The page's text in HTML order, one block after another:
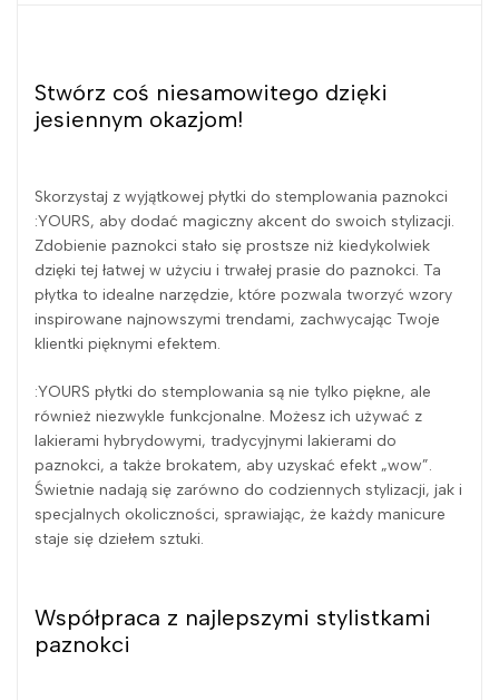
Stwórz coś niesamowitego dzięki
jesiennym okazjom!
Skorzystaj z wyjątkowej płytki do stemplowania paznokci
:YOURS, aby dodać magiczny akcent do swoich stylizacji.
Zdobienie paznokci stało się prostsze niż kiedykolwiek
dzięki tej łatwej w użyciu i trwałej prasie do paznokci. Ta
płytka to idealne narzędzie, które pozwala tworzyć wzory
inspirowane najnowszymi trendami, zachwycając Twoje
klientki pięknymi efektem.
:YOURS płytki do stemplowania są nie tylko piękne, ale
również niezwykle funkcjonalne. Możesz ich używać z
lakierami hybrydowymi, tradycyjnymi lakierami do
paznokci, a także brokatem, aby uzyskać efekt „wow”.
Świetnie nadają się zarówno do codziennych stylizacji, jak i
specjalnych okoliczności, sprawiając, że każdy manicure
staje się dziełem sztuki.
Współpraca z najlepszymi stylistkami
paznokci